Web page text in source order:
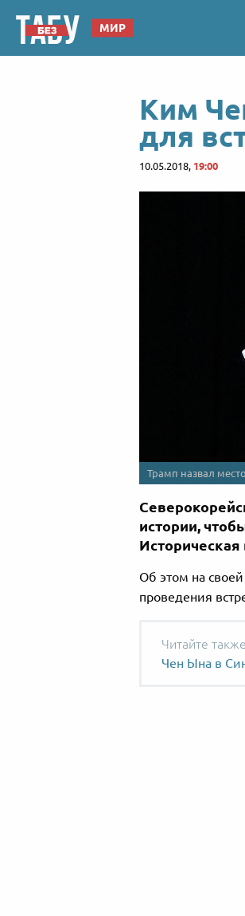
МИР
Ким
для
10.05.2018, 19:00
Трамп назвал
истории,
Историческая
Об этом на
проведения
Чен Ына в